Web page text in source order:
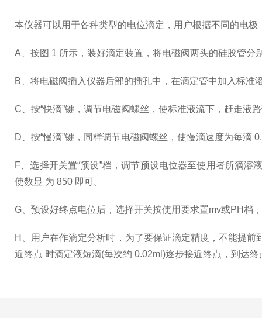
本仪器可以用于各种类型的电位滴定，用户根据不同的电
A、按图 1 所示，装好滴定装置，将电磁阀两头的硅胶管分
B、将电磁阀插入仪器后部的插孔中，在滴定管中加入标准
C、按“快滴”键，调节电磁阀螺丝，使标准液流下，赶走液
D、按“慢滴”键，同样调节电磁阀螺丝，使慢滴速度为每
F、选择开关置“预设”档，调节预设电位器至使用者所滴
使数显 为 850 即可。
G、预设好终点电位后，选择开关按使用要求置mv或PH档
H、用户在作滴定分析时，为了要保证滴定精度，不能提
近终点 时滴定液短滴(每次约 0.02ml)逐步接近终点，到达